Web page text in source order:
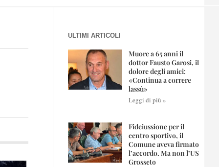
ULTIMI ARTICOLI
Muore a 65 anni il
dottor Fausto Garosi, il
dolore degli amici:
«Continua a correre
lassù»
Leggi di più »
Fideiussione per il
centro sportivo, il
Comune aveva firmato
l’accordo. Ma non l’US
Grosseto